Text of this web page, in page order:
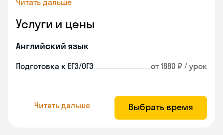
Читать дальше
Услуги и цены
Английский язык
Подготовка к ЕГЭ/ОГЭ от 1880 ₽ / урок
Читать дальше Выбрать время